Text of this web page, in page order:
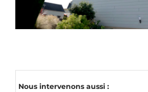
Nous intervenons aussi :